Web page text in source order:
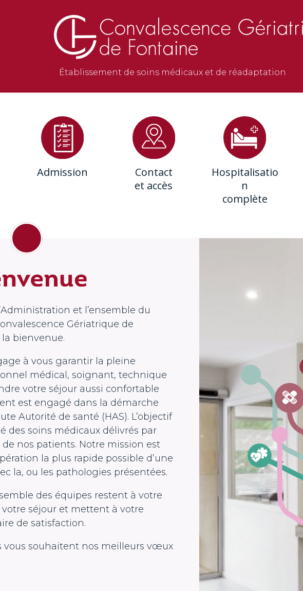
Établissement de soins médicaux et de réadaptation
Admission
Contact
et accès
Hospitalisatio
n
complète
et l’ensemble du
Gériatrique de
bienvenue.
à vous garantir la pleine
médical, soignant, technique
votre séjour aussi confortable
est engagé dans la démarche
Autorité de santé (HAS). L’objectif
des soins médicaux délivrés par
de nos patients. Notre mission est
la plus rapide possible d’une
la, ou les pathologies présentées.
des équipes restent à votre
séjour et mettent à votre
de satisfaction.
vous souhaitent nos meilleurs vœux